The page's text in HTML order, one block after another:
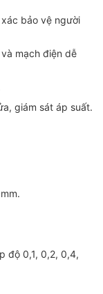
bảo vệ người
mạch điện dễ
giám sát áp suất.
độ 0,1, 0,2, 0,4,